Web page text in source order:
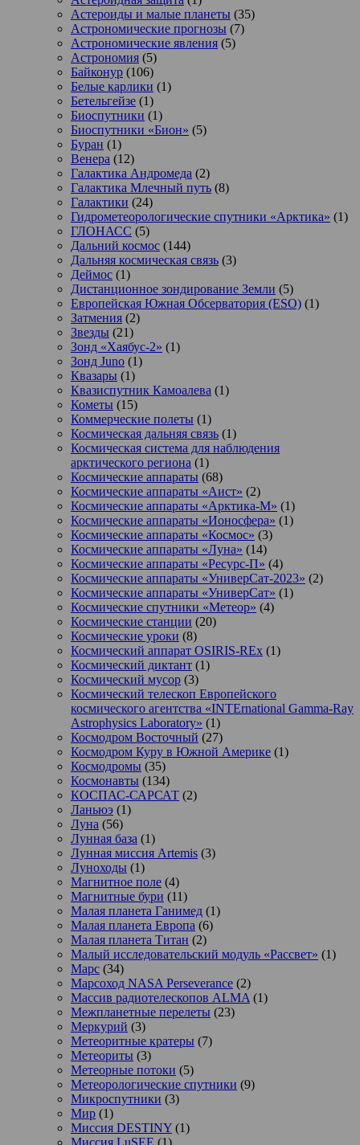
Астероиды и малые планеты (35)
Астрономические прогнозы (7)
Астрономические явления (5)
Астрономия (5)
Байконур (106)
Белые карлики (1)
Бетельгейзе (1)
Биоспутники (1)
Биоспутники «Бион» (5)
Буран (1)
Венера (12)
Галактика Андромеда (2)
Галактика Млечный путь (8)
Галактики (24)
Гидрометеорологические спутники «Арктика» (1)
ГЛОНАСС (5)
Дальний космос (144)
Дальняя космическая связь (3)
Деймос (1)
Дистанционное зондирование Земли (5)
Европейская Южная Обсерватория (ESO) (1)
Затмения (2)
Звезды (21)
Зонд «Хаябус-2» (1)
Зонд Juno (1)
Квазары (1)
Квазиспутник Камоалева (1)
Кометы (15)
Коммерческие полеты (1)
Космическая дальняя связь (1)
Космическая система для наблюдения
арктического региона (1)
Космические аппараты (68)
Космические аппараты «Аист» (2)
Космические аппараты «Арктика-М» (1)
Космические аппараты «Ионосфера» (1)
Космические аппараты «Космос» (3)
Космические аппараты «Луна» (14)
Космические аппараты «Ресурс-П» (4)
Космические аппараты «УниверСат-2023» (2)
Космические аппараты «УниверСат» (1)
Космические спутники «Метеор» (4)
Космические станции (20)
Космические уроки (8)
Космический аппарат OSIRIS-REx (1)
Космический диктант (1)
Космический мусор (3)
Космический телескоп Европейского
космического агентства «INTErnational Gamma-Ray
Astrophysics Laboratory» (1)
Космодром Восточный (27)
Космодром Куру в Южной Америке (1)
Космодромы (35)
Космонавты (134)
КОСПАС-САРСАТ (2)
Ланьюэ (1)
Луна (56)
Лунная база (1)
Лунная миссия Artemis (3)
Луноходы (1)
Магнитное поле (4)
Магнитные бури (11)
Малая планета Ганимед (1)
Малая планета Европа (6)
Малая планета Титан (2)
Малый исследовательский модуль «Рассвет» (1)
Марс (34)
Марсоход NASA Perseverance (2)
Массив радиотелескопов ALMA (1)
Межпланетные перелеты (23)
Меркурий (3)
Метеоритные кратеры (7)
Метеориты (3)
Метеорные потоки (5)
Метеорологические спутники (9)
Микроспутники (3)
Мир (1)
Миссия DESTINY (1)
Миссия LuSEE (1)